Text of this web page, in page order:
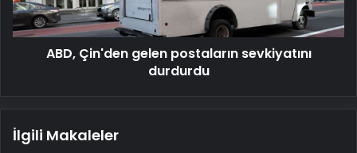
ABD, Çin'den gelen postaların sevkiyatını
durdurdu
İlgili Makaleler